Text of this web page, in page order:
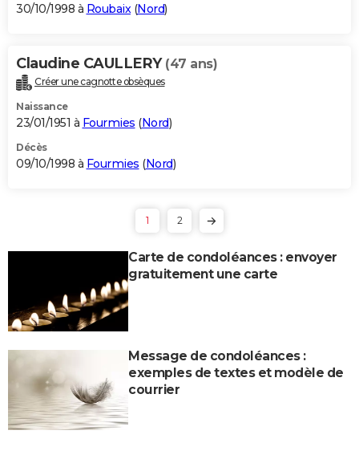
30/10/1998 à Roubaix(Nord)
Claudine CAULLERY (47 ans)
Créer une cagnotte obsèques
Naissance
23/01/1951 à Fourmies (Nord)
Décès
09/10/1998 à Fourmies (Nord)
1 2
Carte de condoléances : envoyer
gratuitement une carte
Message de condoléances :
exemples de textes et modèle de
courrier